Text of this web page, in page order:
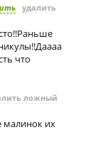
удалить
что
ложный
малинок их